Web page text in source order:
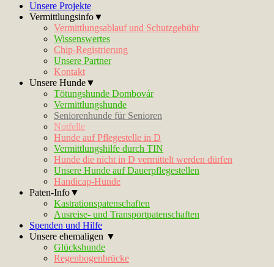
Unsere Projekte
Vermittlungsinfo▼
Vermittlungsablauf und Schutzgebühr
Wissenswertes
Chip-Registrierung
Unsere Partner
Kontakt
Unsere Hunde▼
Tötungshunde Dombovár
Vermittlungshunde
Seniorenhunde für Senioren
Notfelle
Hunde auf Pflegestelle in D
Vermittlungshilfe durch TIN
Hunde die nicht in D vermittelt werden dürfen
Unsere Hunde auf Dauerpflegestellen
Handicap-Hunde
Paten-Info▼
Kastrationspatenschaften
Ausreise- und Transportpatenschaften
Spenden und Hilfe
Unsere ehemaligen ▼
Glückshunde
Regenbogenbrücke